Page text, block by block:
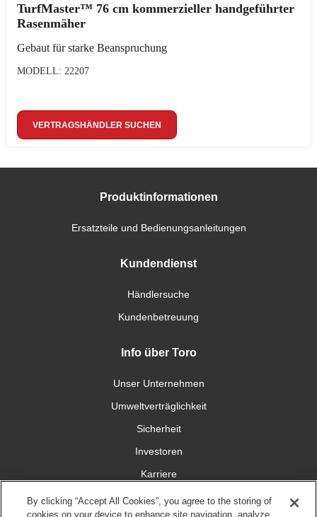
TurfMaster™ 76 cm kommerzieller handgeführter
Rasenmäher
Gebaut für starke Beanspruchung
MODELL: 22207
VERTRAGSHÄNDLER SUCHEN
Produktinformationen
Ersatzteile und Bedienungsanleitungen
Kundendienst
Händlersuche
Kundenbetreuung
Info über Toro
Unser Unternehmen
Umweltverträglichkeit
Sicherheit
Investoren
Karriere
Verbinden Sie sich mit uns
By clicking “Accept All Cookies”, you agree to the storing of
cookies on your device to enhance site navigation, analyze